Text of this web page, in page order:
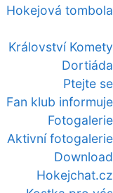
Hokejová tombola
Království Komety
Dortiáda
Ptejte se
Fan klub informuje
Fotogalerie
Aktivní fotogalerie
Download
Hokejchat.cz